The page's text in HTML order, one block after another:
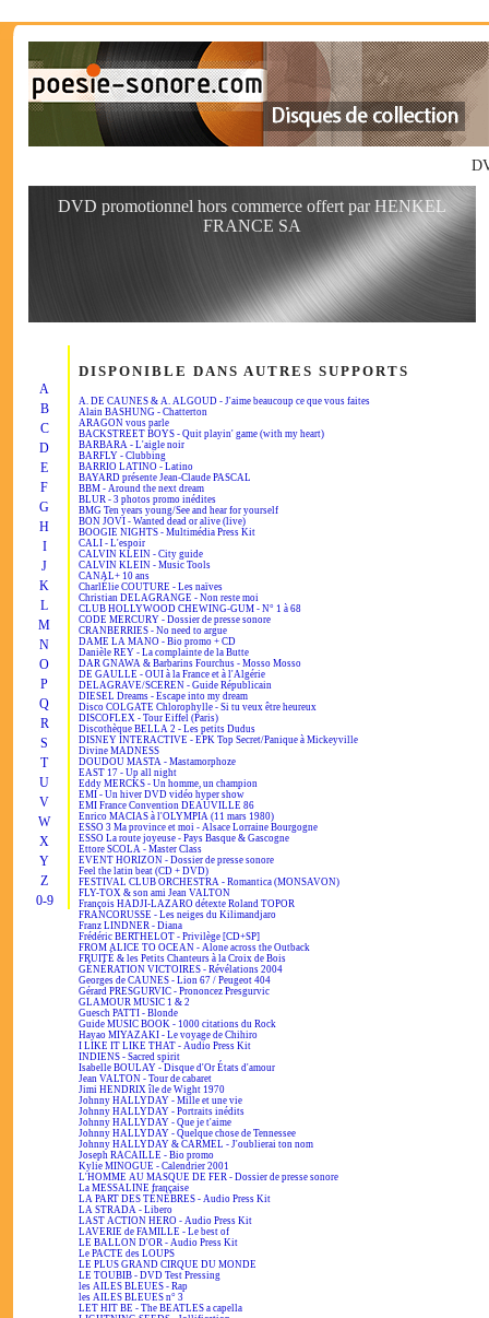
DVD promotionnel hors commerce offert par HENKEL
FRANCE SA
A
B
C
D
E
F
G
H
I
J
K
L
M
N
O
P
Q
R
S
T
U
V
W
X
Y
Z
0-9
DISPONIBLE DANS AUTRES SUPPORTS
A. DE CAUNES & A. ALGOUD - J'aime beaucoup ce que vous faites
Alain BASHUNG - Chatterton
ARAGON vous parle
BACKSTREET BOYS - Quit playin' game (with my heart)
BARBARA - L'aigle noir
BARFLY - Clubbing
BARRIO LATINO - Latino
BAYARD présente Jean-Claude PASCAL
BBM - Around the next dream
BLUR - 3 photos promo inédites
BMG Ten years young/See and hear for yourself
BON JOVI - Wanted dead or alive (live)
BOOGIE NIGHTS - Multimédia Press Kit
CALI - L'espoir
CALVIN KLEIN - City guide
CALVIN KLEIN - Music Tools
CANAL+ 10 ans
CharlÉlie COUTURE - Les naïves
Christian DELAGRANGE - Non reste moi
CLUB HOLLYWOOD CHEWING-GUM - N° 1 à 68
CODE MERCURY - Dossier de presse sonore
CRANBERRIES - No need to argue
DAME LA MANO - Bio promo + CD
Danièle REY - La complainte de la Butte
DAR GNAWA & Barbarins Fourchus - Mosso Mosso
DE GAULLE - OUI à la France et à l'Algérie
DELAGRAVE/SCEREN - Guide Républicain
DIESEL Dreams - Escape into my dream
Disco COLGATE Chlorophylle - Si tu veux être heureux
DISCOFLEX - Tour Eiffel (Paris)
Discothèque BELLA 2 - Les petits Dudus
DISNEY INTERACTIVE - EPK Top Secret/Panique à Mickeyville
Divine MADNESS
DOUDOU MASTA - Mastamorphoze
EAST 17 - Up all night
Eddy MERCKS - Un homme, un champion
EMI - Un hiver DVD vidéo hyper show
EMI France Convention DEAUVILLE 86
Enrico MACIAS à l'OLYMPIA (11 mars 1980)
ESSO 3 Ma province et moi - Alsace Lorraine Bourgogne
ESSO La route joyeuse - Pays Basque & Gascogne
Ettore SCOLA - Master Class
EVENT HORIZON - Dossier de presse sonore
Feel the latin beat (CD + DVD)
FESTIVAL CLUB ORCHESTRA - Romantica (MONSAVON)
FLY-TOX & son ami Jean VALTON
François HADJI-LAZARO détexte Roland TOPOR
FRANCORUSSE - Les neiges du Kilimandjaro
Franz LINDNER - Diana
Frédéric BERTHELOT - Privilège [CD+SP]
FROM ALICE TO OCEAN - Alone across the Outback
FRUITÉ & les Petits Chanteurs à la Croix de Bois
GÉNÉRATION VICTOIRES - Révélations 2004
Georges de CAUNES - Lion 67 / Peugeot 404
Gérard PRESGURVIC - Prononcez Presgurvic
GLAMOUR MUSIC 1 & 2
Guesch PATTI - Blonde
Guide MUSIC BOOK - 1000 citations du Rock
Hayao MIYAZAKI - Le voyage de Chihiro
I LIKE IT LIKE THAT - Audio Press Kit
INDIENS - Sacred spirit
Isabelle BOULAY - Disque d'Or États d'amour
Jean VALTON - Tour de cabaret
Jimi HENDRIX île de Wight 1970
Johnny HALLYDAY - Mille et une vie
Johnny HALLYDAY - Portraits inédits
Johnny HALLYDAY - Que je t'aime
Johnny HALLYDAY - Quelque chose de Tennessee
Johnny HALLYDAY & CARMEL - J'oublierai ton nom
Joseph RACAILLE - Bio promo
Kylie MINOGUE - Calendrier 2001
L'HOMME AU MASQUE DE FER - Dossier de presse sonore
La MESSALINE française
LA PART DES TÉNÈBRES - Audio Press Kit
LA STRADA - Libero
LAST ACTION HERO - Audio Press Kit
LAVERIE de FAMILLE - Le best of
LE BALLON D'OR - Audio Press Kit
Le PACTE des LOUPS
LE PLUS GRAND CIRQUE DU MONDE
LE TOUBIB - DVD Test Pressing
les AILES BLEUES - Rap
les AILES BLEUES n° 3
LET HIT BE - The BEATLES a capella